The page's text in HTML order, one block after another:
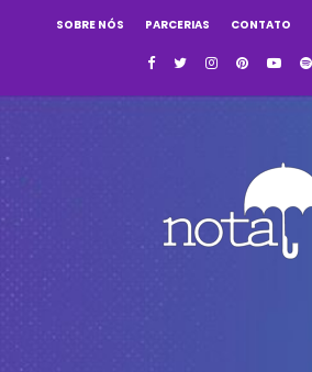
SOBRE NÓS PARCERIAS CONTATO